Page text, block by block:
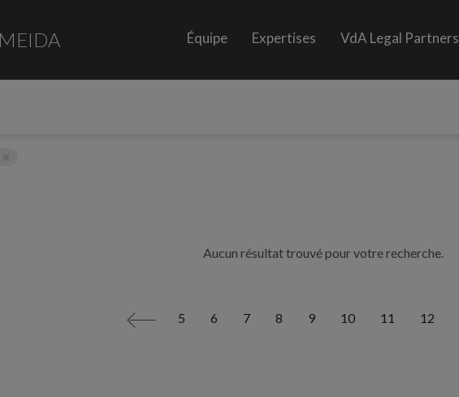
Équipe Expertises VdA Legal Partners
Aucun résultat trouvé pour votre recherche.
< 5 6 7 8 9 10 11 12